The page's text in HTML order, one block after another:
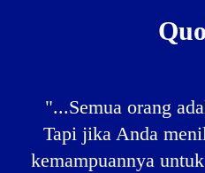
"...Semua orang
Tapi jika Anda
kemampuannya